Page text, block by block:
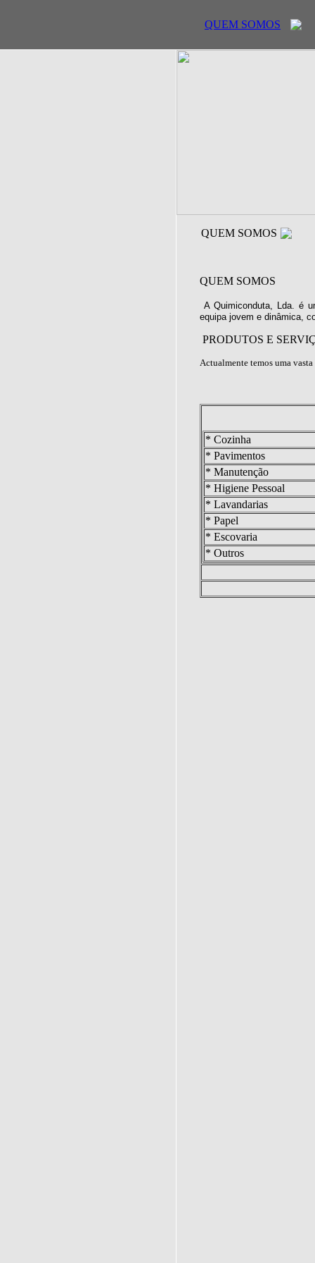
QUEM SOMOS
QUEM SOMOS
QUEM SOMOS
A Quimiconduta, Lda. é
equipa jovem e dinâmica,
PRODUTOS E
Actualmente temos uma
* Cozinha
* Pavimentos
* Manutenção
* Higiene Pessoal
* Lavandarias
* Papel
* Escovaria
* Outros